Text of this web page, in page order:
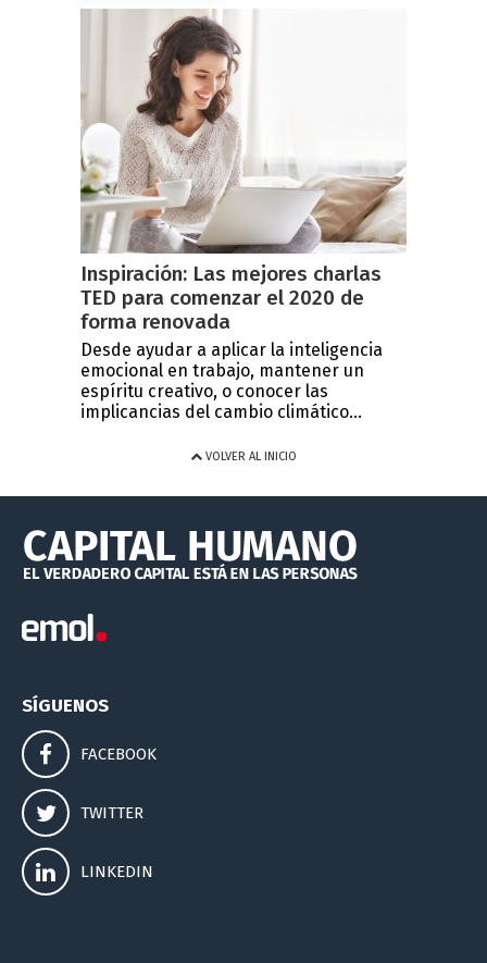
Inspiración: Las mejores charlas
TED para comenzar el 2020 de
forma renovada
Desde ayudar a aplicar la inteligencia
emocional en trabajo, mantener un
espíritu creativo, o conocer las
implicancias del cambio climático...
VOLVER AL INICIO
SÍGUENOS
FACEBOOK
TWITTER
LINKEDIN